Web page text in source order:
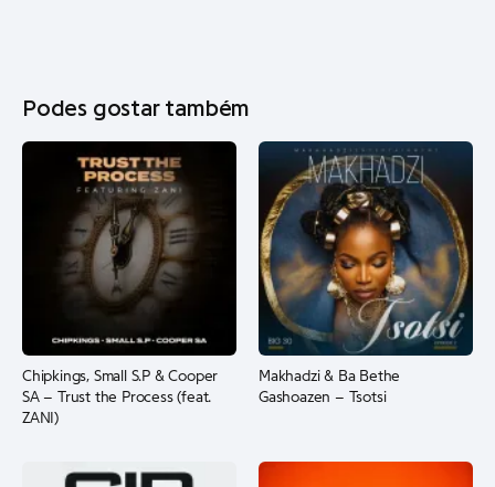
Podes gostar também
Chipkings, Small S.P & Cooper
SA – Trust the Process (feat.
ZANI)
Makhadzi & Ba Bethe
Gashoazen – Tsotsi